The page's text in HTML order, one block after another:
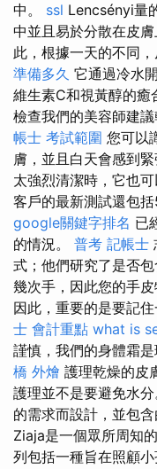
中。 ssl Lencsényi量
中並且易於分散在皮膚
此，根據一天的不同
準備多久 它通過冷水
維生素C和視黃醇的癒
檢查我們的美容師建
帳士 考試範圍 您可以
膚，並且白天會感到緊
太強烈清潔時，它也
客戶的最新測試還包
google關鍵字排名 已
的情況。 普考 記帳士
式；他們研究了是否
幾次手，因此您的手皮
因此，重要的是要記
士 會計重點 what is
謹慎，我們的身體霜是
橋 外燴 護理乾燥的皮
護理並不是要避免水
的需求而設計，並包
Ziaja是一個眾所周知
列包括一種旨在照顧